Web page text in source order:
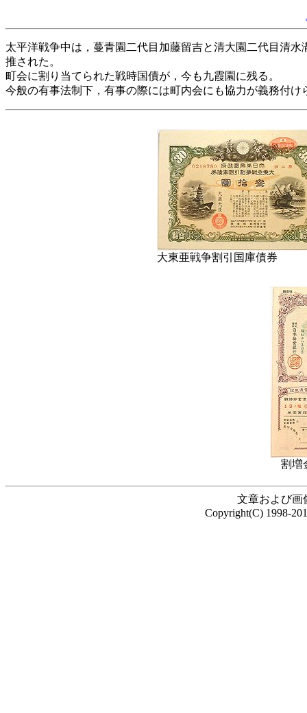
太平洋戦争中は，蔓青園二代目加藤留吉と清大園二代目清
推された。
町会に割り当てられた戦時国債が，今も九霞園に残る。
今般の有事法制下，有事の際には町内会にも協力が義務付
大東亜戦争割引国庫債券
割増
文章および画
Copyright(C) 1998-